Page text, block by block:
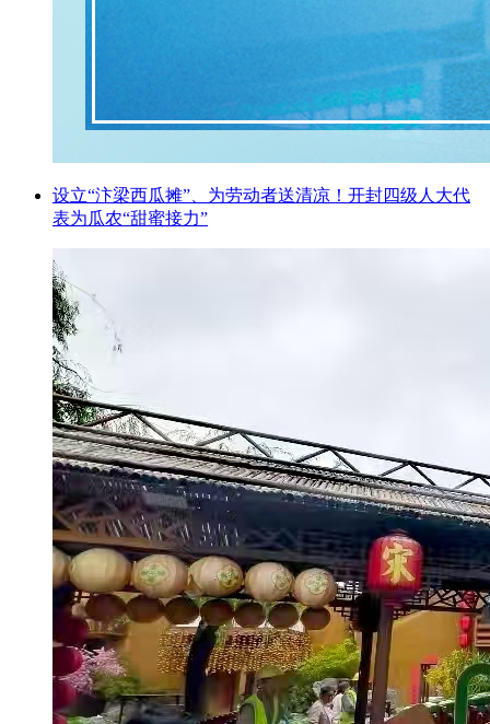
设立“汴梁西瓜摊”、为劳动者送清凉！开封四级人大代
表为瓜农“甜蜜接力”